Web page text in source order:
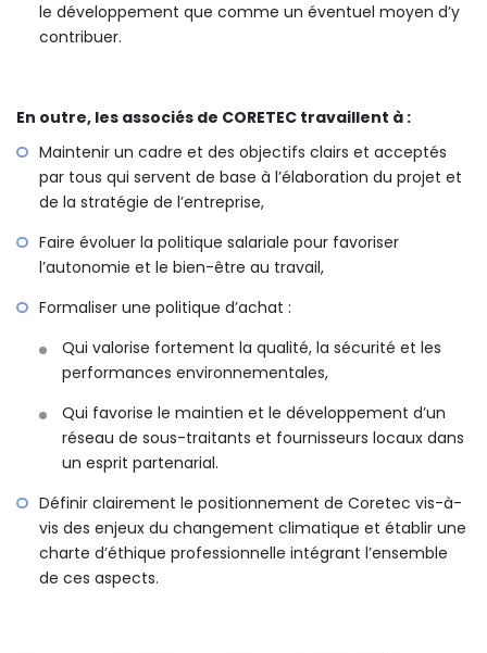
le développement que comme un éventuel moyen d’y
contribuer.
En outre, les associés de CORETEC travaillent à :
Maintenir un cadre et des objectifs clairs et acceptés
par tous qui servent de base à l’élaboration du projet et
de la stratégie de l’entreprise,
Faire évoluer la politique salariale pour favoriser
l’autonomie et le bien-être au travail,
Formaliser une politique d’achat :
Qui valorise fortement la qualité, la sécurité et les
performances environnementales,
Qui favorise le maintien et le développement d’un
réseau de sous-traitants et fournisseurs locaux dans
un esprit partenarial.
Définir clairement le positionnement de Coretec vis-à-
vis des enjeux du changement climatique et établir une
charte d’éthique professionnelle intégrant l’ensemble
de ces aspects.